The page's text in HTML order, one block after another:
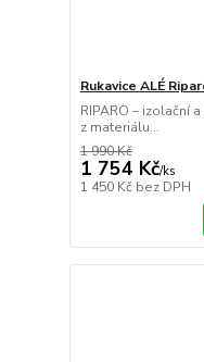
Rukavice ALÉ
RIPARO – izolační
z materiálu...
1 990 Kč
1 754 Kč/ks
1 450 Kč bez DPH